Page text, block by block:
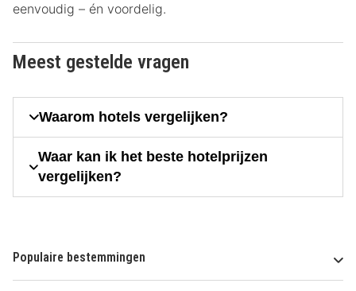
eenvoudig – én voordelig.
Meest gestelde vragen
Waarom hotels vergelijken?
Waar kan ik het beste hotelprijzen
vergelijken?
Populaire bestemmingen